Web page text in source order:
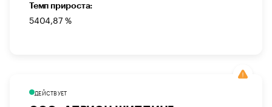
Темп прироста:
5404,87 %
ДЕЙСТВУЕТ